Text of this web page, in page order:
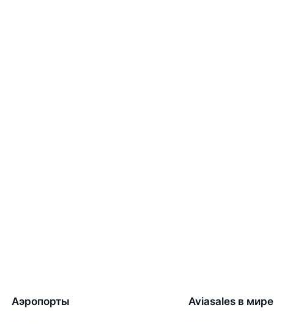
Аэропорты Aviasales в мире